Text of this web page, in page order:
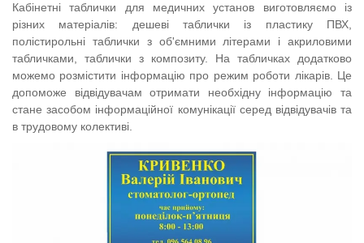
Кабінетні таблички для медичних установ виготовляємо із
різних матеріалів: дешеві таблички із пластику ПВХ,
полістирольні таблички з об'ємними літерами і акриловими
табличками, таблички з композиту. На табличках додатково
можемо розмістити інформацію про режим роботи лікарів. Це
допоможе відвідувачам отримати необхідну інформацію та
стане засобом інформаційної комунікації серед відвідувачів та
в трудовому колективі.